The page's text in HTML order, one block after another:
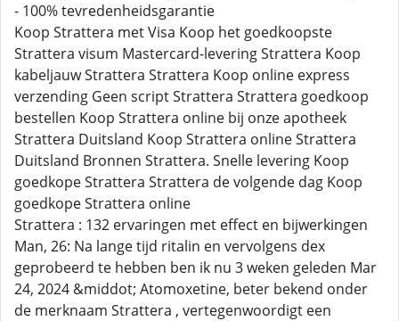
- 100% tevredenheidsgarantie
Koop Strattera met Visa Koop het goedkoopste
Strattera visum Mastercard-levering Strattera Koop
kabeljauw Strattera Strattera Koop online express
verzending Geen script Strattera Strattera goedkoop
bestellen Koop Strattera online bij onze apotheek
Strattera Duitsland Koop Strattera online Strattera
Duitsland Bronnen Strattera. Snelle levering Koop
goedkope Strattera Strattera de volgende dag Koop
goedkope Strattera online
Strattera : 132 ervaringen met effect en bijwerkingen
Man, 26: Na lange tijd ritalin en vervolgens dex
geprobeerd te hebben ben ik nu 3 weken geleden Mar
24, 2024 &middot; Atomoxetine, beter bekend onder
de merknaam Strattera , vertegenwoordigt een